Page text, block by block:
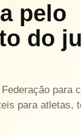
pelo
do
para
para atletas,